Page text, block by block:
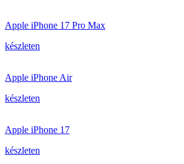
Apple iPhone 17 Pro Max
készleten
Apple iPhone Air
készleten
Apple iPhone 17
készleten